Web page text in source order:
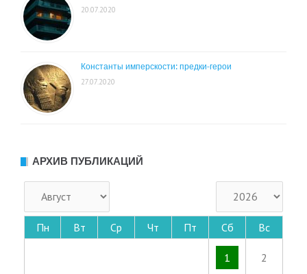
20.07.2020
Константы имперскости: предки-герои
27.07.2020
АРХИВ ПУБЛИКАЦИЙ
Пн Вт Ср Чт Пт Сб Вс
1 2